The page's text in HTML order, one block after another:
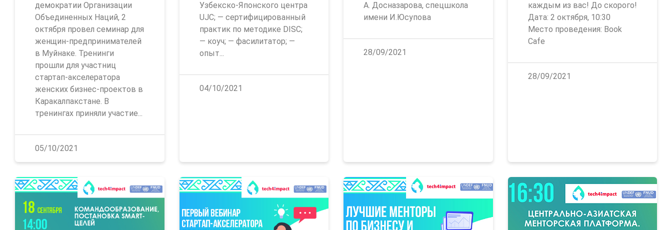
демократии Организации
Объединенных Наций, 2
октября провел семинар для
женщин-предпринимателей
в Муйнаке. Тренинги
прошли для участниц
стартап-акселератора
женских бизнес-проектов в
Каракалпакстане. В
тренингах приняли участие...
05/10/2021
Узбекско-Японского центра
UJC; — сертифицированный
практик по методике DISC;
— коуч; — фасилитатор; —
опыт...
04/10/2021
А. Досназарова, спецшкола
имени И.Юсупова
28/09/2021
каждым из вас! До скорого!
Дата: 2 октября, 10:30
Место проведения: Book
Cafe
28/09/2021